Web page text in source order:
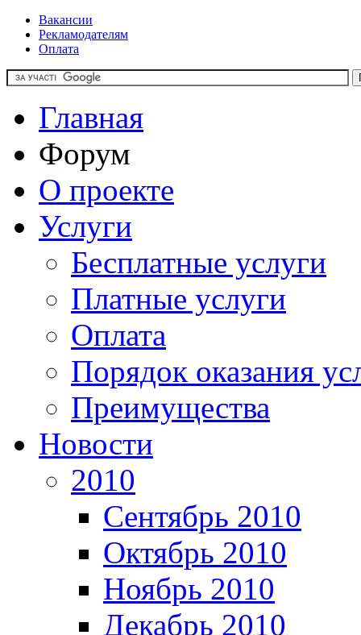
Вакансии
Рекламодателям
Оплата
Главная
Форум
О проекте
Услуги
Бесплатные услуги
Платные услуги
Оплата
Порядок оказания
Преимущества
Новости
2010
Сентябрь 2010
Октябрь 2010
Ноябрь 2010
Декабрь 2010